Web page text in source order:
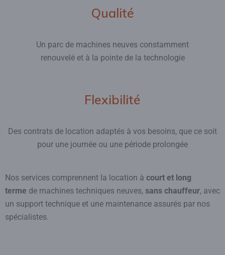
Qualité
Un parc de machines neuves constamment
renouvelé et à la pointe de la technologie
Flexibilité
Des contrats de location adaptés à vos besoins, que ce soit
pour une journée ou une période prolongée
Nos services comprennent la location à court et long
terme de machines techniques neuves, sans chauffeur, avec
un support technique et une maintenance assurés par nos
spécialistes.